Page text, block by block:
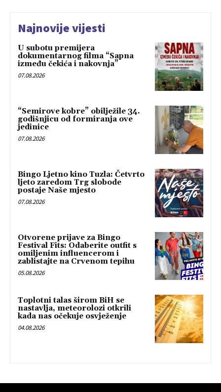
Najnovije vijesti
U subotu premijera
dokumentarnog filma “Sapna
između čekića i nakovnja”
07.08.2026
“Semirove kobre” obilježile 34.
godišnjicu od formiranja ove
jedinice
07.08.2026
Bingo Ljetno kino Tuzla: Četvrto
ljeto zaredom Trg slobode
postaje Naše mjesto
07.08.2026
Otvorene prijave za Bingo
Festival Fits: Odaberite outfit s
omiljenim influencerom i
zablistajte na Crvenom tepihu
05.08.2026
Toplotni talas širom BiH se
nastavlja, meteorolozi otkrili
kada nas očekuje osvježenje
04.08.2026